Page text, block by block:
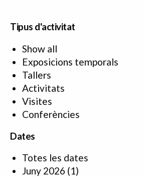
Tipus d'activitat
Show all
Exposicions temporals
Tallers
Activitats
Visites
Conferències
Dates
Totes les dates
Juny 2026 (1)